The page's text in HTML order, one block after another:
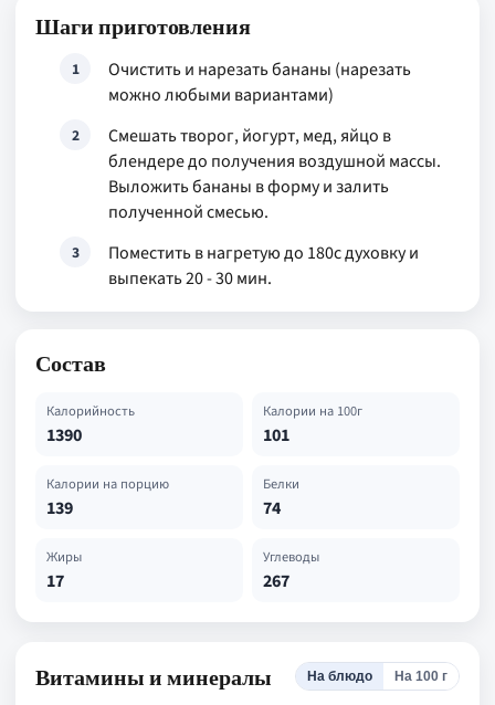
Шаги приготовления
1
Очистить и нарезать бананы (нарезать
можно любыми вариантами)
2
Смешать творог, йогурт, мед, яйцо в
блендере до получения воздушной массы.
Выложить бананы в форму и залить
полученной смесью.
3
Поместить в нагретую до 180с духовку и
выпекать 20 - 30 мин.
Состав
Калорийность
1390
Калории на 100г
101
Калории на порцию
139
Белки
74
Жиры
17
Углеводы
267
Витамины и минералы На блюдо На 100 г